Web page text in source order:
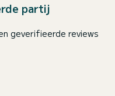
partij
geverifieerde reviews